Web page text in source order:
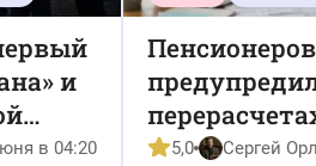
и
в 04:20
Пенсионеров
реально
5,0 Сергей